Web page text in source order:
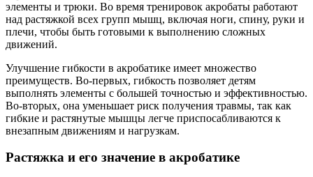
элементы и трюки. Во время тренировок акробаты работают
над растяжкой всех групп мышц, включая ноги, спину, руки и
плечи, чтобы быть готовыми к выполнению сложных
движений.
Улучшение гибкости в акробатике имеет множество
преимуществ. Во-первых, гибкость позволяет детям
выполнять элементы с большей точностью и эффективностью.
Во-вторых, она уменьшает риск получения травмы, так как
гибкие и растянутые мышцы легче приспосабливаются к
внезапным движениям и нагрузкам.
Растяжка и его значение в акробатике